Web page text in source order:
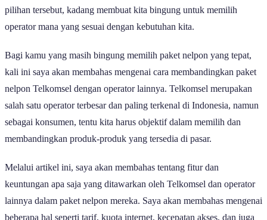
pilihan tersebut, kadang membuat kita bingung untuk memilih
operator mana yang sesuai dengan kebutuhan kita.
Bagi kamu yang masih bingung memilih paket nelpon yang tepat,
kali ini saya akan membahas mengenai cara membandingkan paket
nelpon Telkomsel dengan operator lainnya. Telkomsel merupakan
salah satu operator terbesar dan paling terkenal di Indonesia, namun
sebagai konsumen, tentu kita harus objektif dalam memilih dan
membandingkan produk-produk yang tersedia di pasar.
Melalui artikel ini, saya akan membahas tentang fitur dan
keuntungan apa saja yang ditawarkan oleh Telkomsel dan operator
lainnya dalam paket nelpon mereka. Saya akan membahas mengenai
beberapa hal seperti tarif, kuota internet, kecepatan akses, dan juga